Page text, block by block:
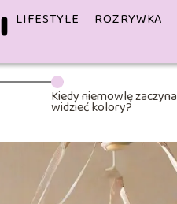
LIFESTYLE ROZRYWKA
Kiedy niemowlę zaczyna
widzieć kolory?